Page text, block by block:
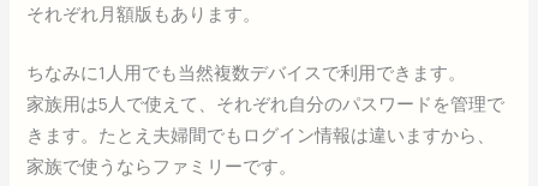
それぞれ月額版もあります。
ちなみに1人用でも当然複数デバイスで利用できます。
家族用は5人で使えて、それぞれ自分のパスワードを管理で
きます。たとえ夫婦間でもログイン情報は違いますから、
家族で使うならファミリーです。